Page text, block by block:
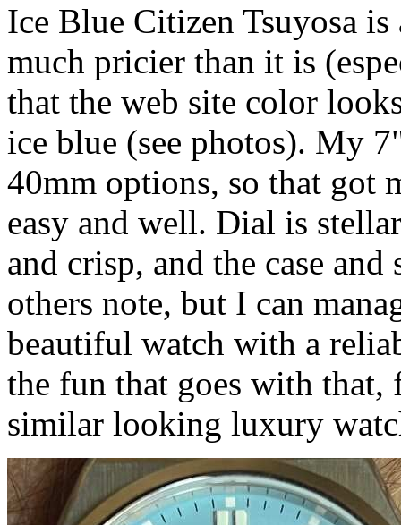
Ice Blue Citizen Tsuyosa
much pricier than it is
that the web site color
ice blue (see photos). My
40mm options, so that got
easy and well. Dial is
and crisp, and the case
others note, but I can
beautiful watch with a
the fun that goes with
similar looking luxury